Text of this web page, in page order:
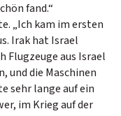
fand.“
„Ich kam im ersten
Irak hat Israel
Flugzeuge aus Israel
und die Maschinen
sehr lange auf ein
im Krieg auf der